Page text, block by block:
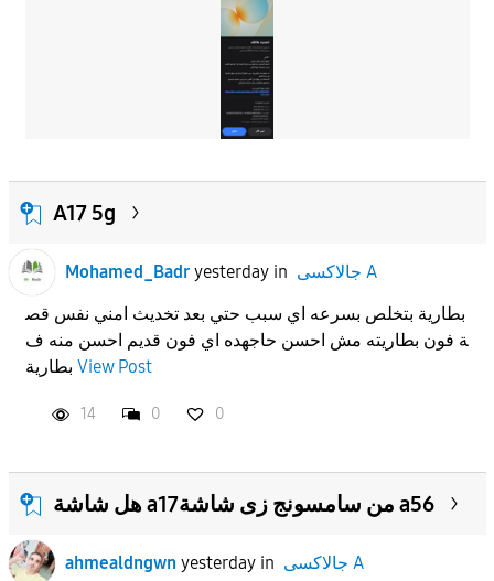
A17 5g
Mohamed_Badr yesterdayin
جالاكسى A
بطارية بتخلص بسرعه اي سبب حتي بعد تخديث امني نفس قص
ة فون بطاريته مش احسن حاجهده اي فون قديم احسن منه ف
View Post
14 0 0
هل شاشة a17من سامسونج زى شاشة a56
ahmealdngwn yesterdayin
جالاكسى A